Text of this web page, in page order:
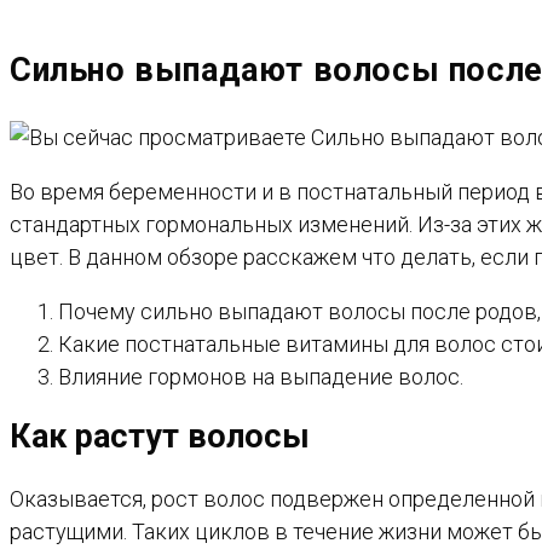
САЙТУ
Сильно выпадают волосы
Во время беременности и в постнатальный
стандартных гормональных изменений. Из-за
цвет. В данном обзоре расскажем что делать,
Почему сильно выпадают волосы после
Какие постнатальные витамины для волос
Влияние гормонов на выпадение волос.
Как растут волосы
Оказывается, рост волос подвержен
растущими. Таких циклов в течение жизни может